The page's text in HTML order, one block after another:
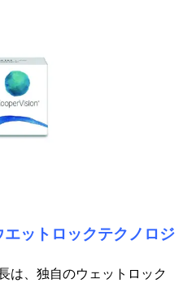
エットロックテクノロジ
は、独自のウェットロック